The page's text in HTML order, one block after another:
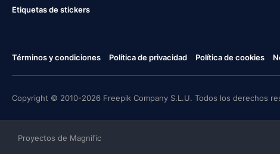
Etiquetas de stickers
Términos y condiciones Política de privacidad Política de cookies
Copyright © 2010-2026 Freepik Company S.L.U. Todos los derechos
Proyectos de Magnific